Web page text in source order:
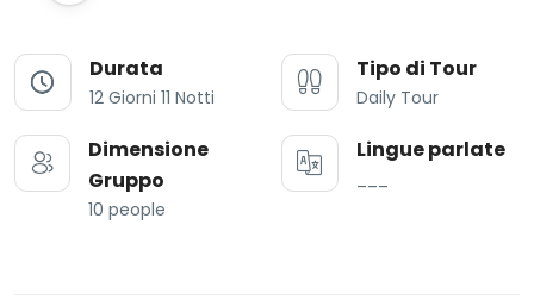
Durata
12 Giorni 11 Notti
Tipo di Tour
Daily Tour
Dimensione
Gruppo
10 people
Lingue parlate